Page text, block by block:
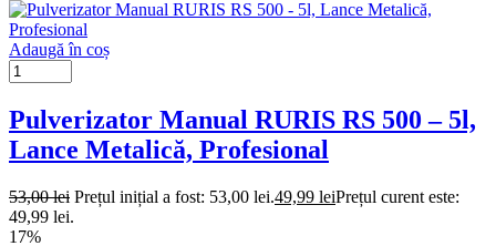
Adaugă în coș
Pulverizator Manual RURIS RS 500 – 5l,
Lance Metalică, Profesional
53,00lei Prețul inițial a fost: 53,00 lei.49,99 leiPrețul curent este:
49,99 lei.
17%